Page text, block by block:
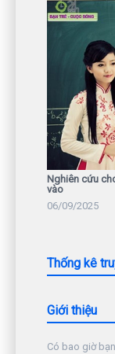
Nghiên cứu
vào
06/09/2025
Thống kê
Giới thiệu
Có bao giờ